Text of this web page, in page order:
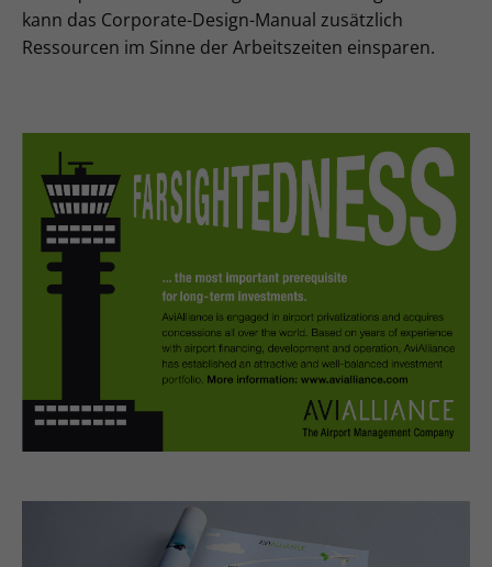
kann das Corporate-Design-Manual zusätzlich
Ressourcen im Sinne der Arbeitszeiten einsparen.